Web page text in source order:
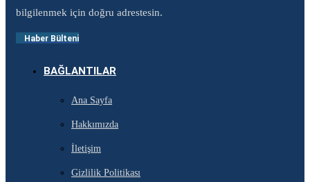
bilgilenmek için doğru adrestesin.
Haber Bülteni
BAĞLANTILAR
Ana Sayfa
Hakkımızda
İletişim
Gizlilik Politikası